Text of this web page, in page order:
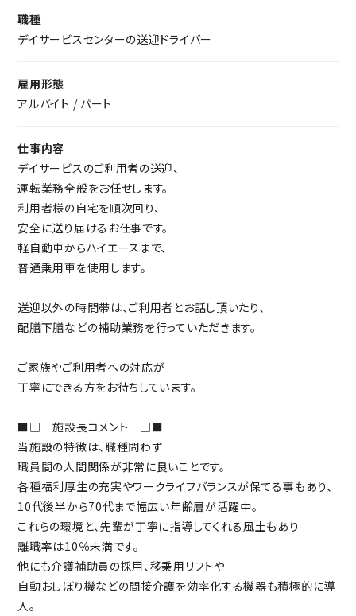
「介護の仕事って楽しい！」と思える職場を創るため、
「みささぎ会」はさまざまなチャレンジを続けています。
・10代後半から70代まで幅広い世代が在籍
・非常勤スタッフの有給取得率100％！
・法人全体でも残業ほぼなし（月平均2時間）
など、スタッフの働きやすさを大切にしています。
パート・アルバイトで働く方にも、充実の福利厚生！
安心して続けられる環境が整っていますよ。
ご家族やご利用者への対応が
■□ 施設長コメント □■
職員間の人間関係が非常に良いことです。
各種福利厚生の充実やワークライフバランスが保てる事もあり、
10代後半から70代まで幅広い年齢層が活躍中。
これらの環境と、先輩が丁寧に指導してくれる風土もあり
離職率は10％未満です。
他にも介護補助員の採用、移乗用リフトや
自動おしぼり機などの間接介護を効率化する機器も積極的に導
職員の負担軽減が図れており、
有給取得や残業時間の減少に繋がっています。
残業の平均時間は月2時間程度です。
元気な職場を一緒に作ってくれる仲間を募集していますので、
職種
デイサービスセンターの送迎ドライバー
雇用形態
アルバイト / パート
仕事内容
デイサービスのご利用者の送迎、
運転業務全般をお任せします。
利用者様の自宅を順次回り、
安全に送り届けるお仕事です。
軽自動車からハイエースまで、
普通乗用車を使用します。
送迎以外の時間帯は、ご利用者とお話し頂いたり、
配膳下膳などの補助業務を行っていただきます。
ご家族やご利用者への対応が
丁寧にできる方をお待ちしています。
■□ 施設長コメント □■
当施設の特徴は、職種問わず
職員間の人間関係が非常に良いことです。
各種福利厚生の充実やワークライフバランスが保てる事もあり、
10代後半から70代まで幅広い年齢層が活躍中。
これらの環境と、先輩が丁寧に指導してくれる風土もあり
離職率は10％未満です。
他にも介護補助員の採用、移乗用リフトや
自動おしぼり機などの間接介護を効率化する機器も積極的に導
入。